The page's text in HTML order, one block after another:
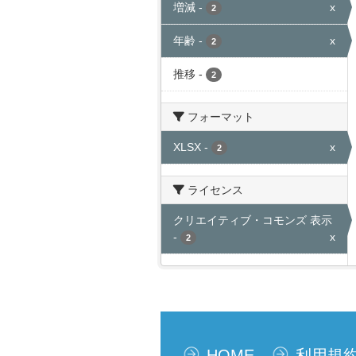
増減 - 2 x
年齢 - 2 x
推移 - 2
フォーマット
XLSX - 2 x
ライセンス
クリエイティブ・コモンズ 表示
-
2 x